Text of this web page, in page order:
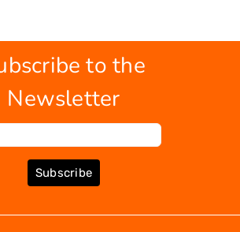
to the
Newsletter
Subscribe